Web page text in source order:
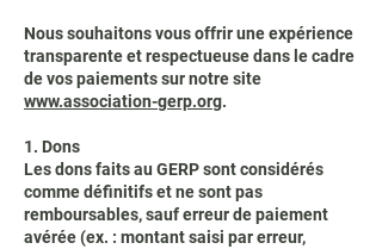
Nous souhaitons vous offrir une expérience
transparente et respectueuse dans le cadre
de vos paiements sur notre site
www.association-gerp.org.
1. Dons
Les dons faits au GERP sont considérés
comme définitifs et ne sont pas
remboursables, sauf erreur de paiement
avérée (ex. : montant saisi par erreur,